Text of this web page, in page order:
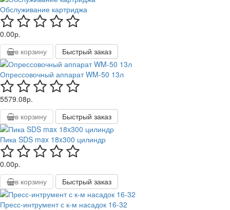
Обслуживание картриджа
0.00р.
в корзину
Быстрый заказ
Опрессовочный аппарат WM-50 13л
5579.08р.
в корзину
Быстрый заказ
Пика SDS max 18x300 цилиндр
0.00р.
в корзину
Быстрый заказ
Пресс-интрумент с к-м насадок 16-32